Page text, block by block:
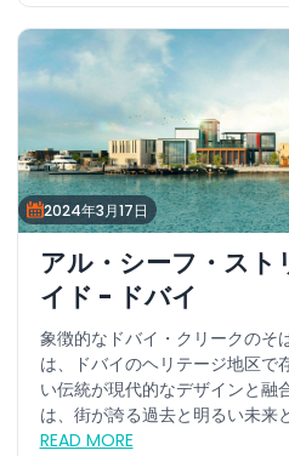
2024年3月17日
アル・シーフ・スト
イド - ドバイ
象徴的なドバイ・クリークのそ
は、ドバイのヘリテージ地区で
い伝統が現代的なデザインと融
は、街が誇る過去と明るい未来
READ MORE